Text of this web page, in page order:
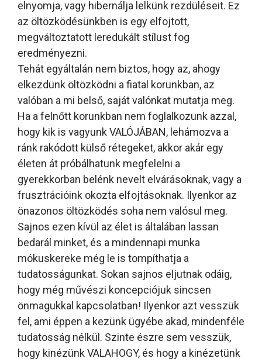
elnyomja, vagy hibernálja lelkünk rezdüléseit. Ez
az öltözködésünkben is egy elfojtott,
megváltoztatott leredukált stílust fog
eredményezni.
Tehát egyáltalán nem biztos, hogy az, ahogy
elkezdünk öltözködni a fiatal korunkban, az
valóban a mi belső, saját valónkat mutatja meg.
Ha a felnőtt korunkban nem foglalkozunk azzal,
hogy kik is vagyunk VALÓJÁBAN, lehámozva a
ránk rakódott külső rétegeket, akkor akár egy
életen át próbálhatunk megfelelni a
gyerekkorban belénk nevelt elvárásoknak, vagy a
frusztrációink okozta elfojtásoknak. Ilyenkor az
önazonos öltözködés soha nem valósul meg.
Sajnos ezen kívül az élet is általában lassan
bedarál minket, és a mindennapi munka
mókuskereke még le is tompíthatja a
tudatosságunkat. Sokan sajnos eljutnak odáig,
hogy még művészi koncepciójuk sincsen
önmagukkal kapcsolatban! Ilyenkor azt vesszük
fel, ami éppen a kezünk ügyébe akad, mindenféle
tudatosság nélkül. Szinte észre sem vesszük,
hogy kinézünk VALAHOGY, és hogy a kinézetünk